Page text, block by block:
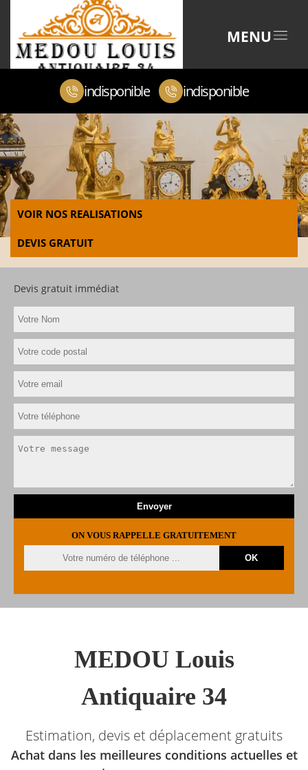
MENU
indisponible indisponible
VOIR NOS REALISATIONS
DEVIS GRATUIT
Devis gratuit immédiat
ON VOUS RAPPELLE GRATUITEMENT
MEDOU Louis
Antiquaire 34
Estimation, devis et déplacement gratuits
Achat dans les meilleures conditions actuelles et